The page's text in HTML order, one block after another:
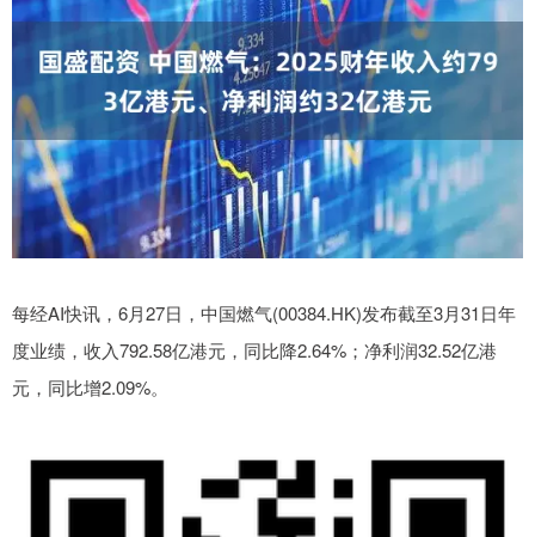
每经AI快讯，6月27日，中国燃气(00384.HK)发布截至3月31日年
度业绩，收入792.58亿港元，同比降2.64%；净利润32.52亿港
元，同比增2.09%。